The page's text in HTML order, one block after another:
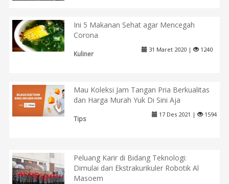
Ini 5 Makanan Sehat agar Mencegah
Corona
Kuliner
31 Maret 2020 | 1240
Mau Koleksi Jam Tangan Pria Berkualitas
dan Harga Murah Yuk Di Sini Aja
Tips
17 Des 2021 | 1594
Peluang Karir di Bidang Teknologi:
Dimulai dari Ekstrakurikuler Robotik Al
Masoem